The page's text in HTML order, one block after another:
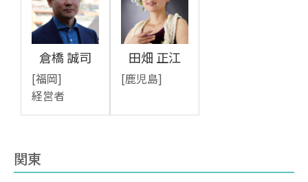
倉橋 誠司
[福岡]
経営者
田畑 正江
[鹿児島]
関東